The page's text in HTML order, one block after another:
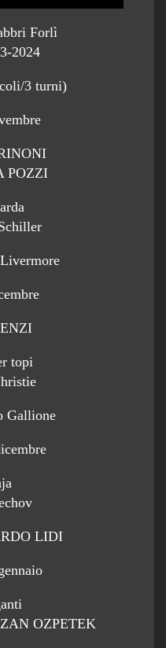
Forlì
2024
3 turni)
POZZI
topi
Gallione
LIDI
OZPETEK